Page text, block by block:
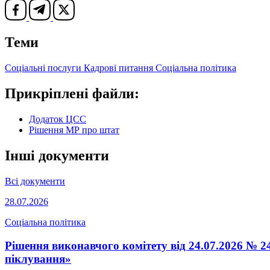
Теми
Соціальні послуги Кадрові питання Соціальна політика
Прикріплені файли:
Додаток ЦСС
Рішення МР про штат
Інші документи
Всі документи
28.07.2026
Соціальна політика
Рішення виконавчого комітету від 24.07.2026 №
піклування»